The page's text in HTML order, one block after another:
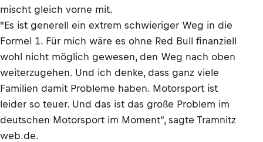
mischt gleich vorne mit.
"Es ist generell ein extrem schwieriger Weg in die
Formel 1. Für mich wäre es ohne Red Bull finanziell
wohl nicht möglich gewesen, den Weg nach oben
weiterzugehen. Und ich denke, dass ganz viele
Familien damit Probleme haben. Motorsport ist
leider so teuer. Und das ist das große Problem im
deutschen Motorsport im Moment", sagte Tramnitz
web.de.